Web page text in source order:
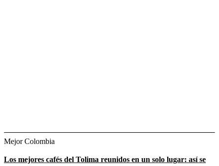
Mejor Colombia
Los mejores cafés del Tolima reunidos en un solo lugar: así se